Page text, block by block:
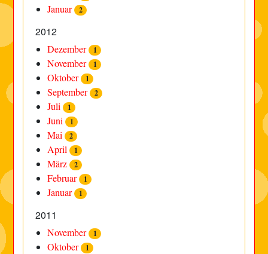
Januar 2
2012
Dezember 1
November 1
Oktober 1
September 2
Juli 1
Juni 1
Mai 2
April 1
März 2
Februar 1
Januar 1
2011
November 1
Oktober 1